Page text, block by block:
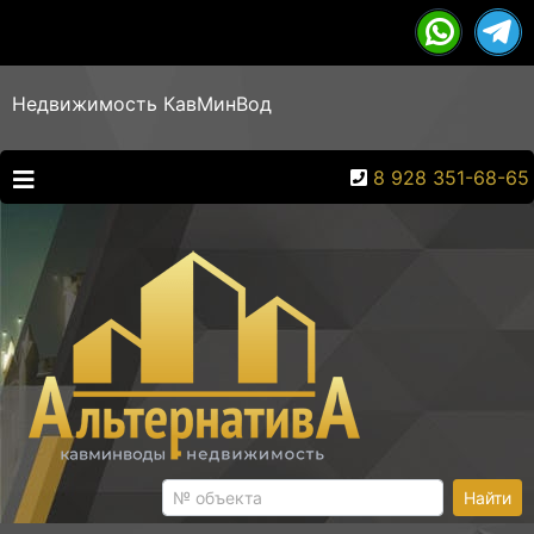
Недвижимость КавМинВод
8 928 351-68-65
Найти